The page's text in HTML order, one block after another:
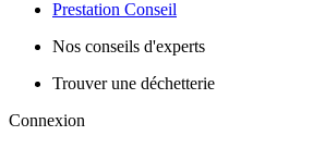
Prestation Conseil
Nos conseils d'experts
Trouver une déchetterie
Connexion